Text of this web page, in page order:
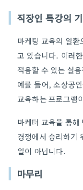
직장인 특강의
마케팅 교육의 일
고 있습니다. 이러
적용할 수 있는 실
예를 들어, 소상공
교육하는 프로그램
마케터 교육을 통
경쟁에서 승리하기
일이 아닙니다.
마무리